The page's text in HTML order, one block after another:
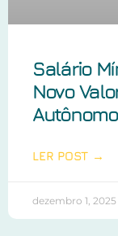
Salário
Novo
LER POST →
dezembro 1, 2025